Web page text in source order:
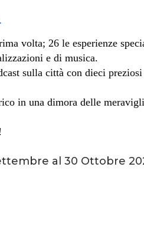
volta; 26 le esperienze
e di musica.
sulla città con dieci
in una dimora delle
al 30 Ottobre